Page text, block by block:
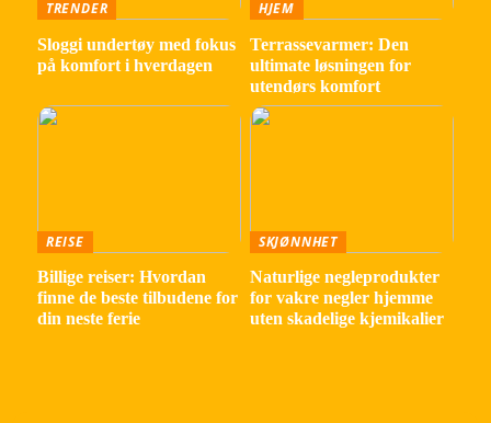
TRENDER
Sloggi undertøy med fokus
på komfort i hverdagen
HJEM
Terrassevarmer: Den
ultimate løsningen for
utendørs komfort
REISE
Billige reiser: Hvordan
finne de beste tilbudene for
din neste ferie
SKJØNNHET
Naturlige negleprodukter
for vakre negler hjemme
uten skadelige kjemikalier